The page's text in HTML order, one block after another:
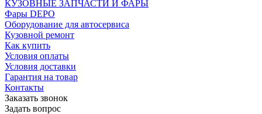
КУЗОВНЫЕ ЗАПЧАСТИ И ФАРЫ
Фары DEPO
Оборудование для автосервиса
Кузовной ремонт
Как купить
Условия оплаты
Условия доставки
Гарантия на товар
Контакты
Заказать звонок
Задать вопрос